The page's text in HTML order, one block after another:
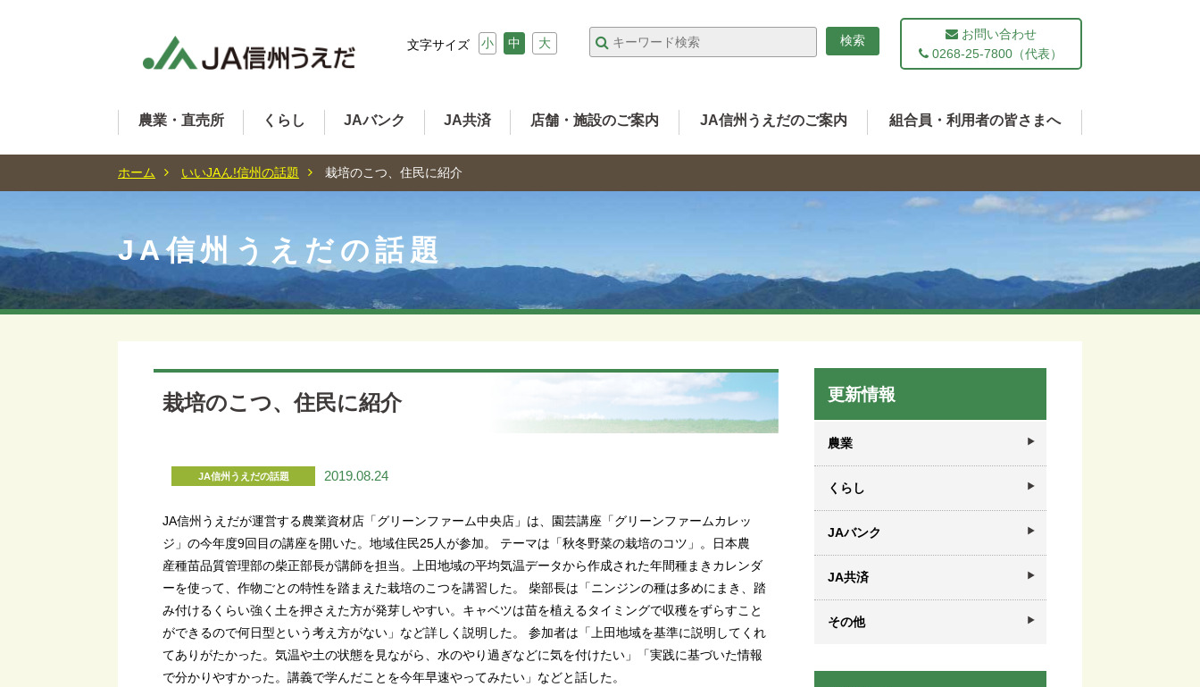
文字サイズ 小 中 大
お問い合わせ
0268-25-7800（代表）
農業・直売所 くらし JAバンク JA共済 店舗・施設のご案内 JA信州うえだのご案内 組合員・利用者の皆さまへ
ホーム いいJAん!信州の話題 栽培のこつ、住民に紹介
JA信州うえだの話題
栽培のこつ、住民に紹介
JA信州うえだの話題 2019.08.24
JA信州うえだが運営する農業資材店「グリーンファーム中央店」は、園芸講座「グリーンファームカレッ
ジ」の今年度9回目の講座を開いた。地域住民25人が参加。 テーマは「秋冬野菜の栽培のコツ」。日本農
産種苗品質管理部の柴正部長が講師を担当。上田地域の平均気温データから作成された年間種まきカレンダ
ーを使って、作物ごとの特性を踏まえた栽培のこつを講習した。 柴部長は「ニンジンの種は多めにまき、踏
み付けるくらい強く土を押さえた方が発芽しやすい。キャベツは苗を植えるタイミングで収穫をずらすこと
ができるので何日型という考え方がない」など詳しく説明した。 参加者は「上田地域を基準に説明してくれ
てありがたかった。気温や土の状態を見ながら、水のやり過ぎなどに気を付けたい」「実践に基づいた情報
で分かりやすかった。講義で学んだことを今年早速やってみたい」などと話した。
更新情報
農業
くらし
JAバンク
JA共済
その他